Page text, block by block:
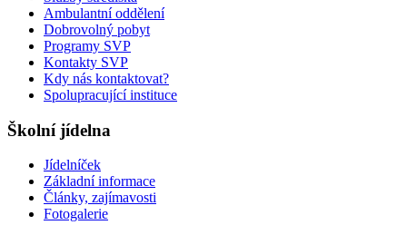
Ambulantní oddělení
Dobrovolný pobyt
Programy SVP
Kontakty SVP
Kdy nás kontaktovat?
Spolupracující instituce
Školní jídelna
Jídelníček
Základní informace
Články, zajímavosti
Fotogalerie